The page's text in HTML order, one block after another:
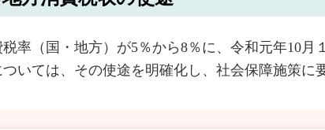
率（国・地方）が5％から8％に、令和元年10
いては、その使途を明確化し、社会保障施策に